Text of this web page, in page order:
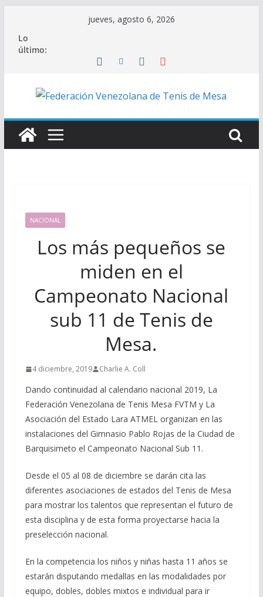
contenido
jueves, agosto 6, 2026
Lo
último:
NACIONAL
Los más pequeños se
miden en el
Campeonato Nacional
sub 11 de Tenis de
Mesa.
4 diciembre, 2019 Charlie A. Coll
Dando continuidad al calendario nacional 2019, La
Federación Venezolana de Tenis Mesa FVTM y La
Asociación del Estado Lara ATMEL organizan en las
instalaciones del Gimnasio Pablo Rojas de la Ciudad de
Barquisimeto el Campeonato Nacional Sub 11.
Desde el 05 al 08 de diciembre se darán cita las
diferentes asociaciones de estados del Tenis de Mesa
para mostrar los talentos que representan el futuro de
esta disciplina y de esta forma proyectarse hacia la
preselección nacional.
En la competencia los niños y niñas hasta 11 años se
estarán disputando medallas en las modalidades por
equipo, dobles, dobles mixtos e individual para ir